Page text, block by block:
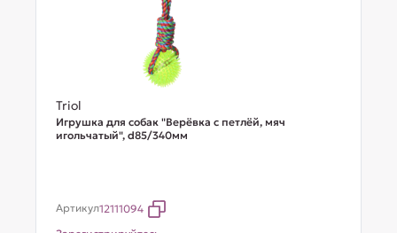
Triol
Игрушка для собак "Верёвка с петлёй, мяч
игольчатый", d85/340мм
Артикул12111094